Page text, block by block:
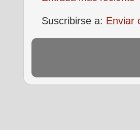
Suscribirse a: Enviar